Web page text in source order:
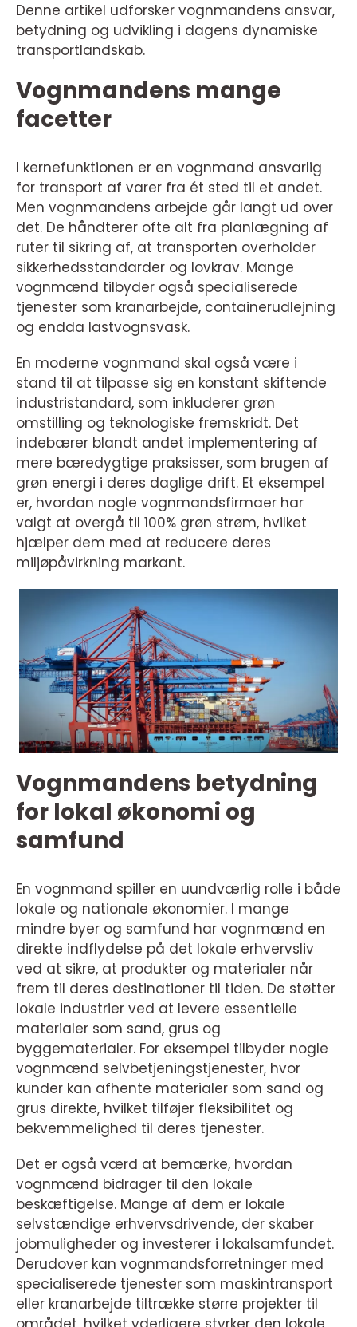
Denne artikel udforsker vognmandens ansvar,
betydning og udvikling i dagens dynamiske
transportlandskab.
Vognmandens mange
facetter
I kernefunktionen er en vognmand ansvarlig
for transport af varer fra ét sted til et andet.
Men vognmandens arbejde går langt ud over
det. De håndterer ofte alt fra planlægning af
ruter til sikring af, at transporten overholder
sikkerhedsstandarder og lovkrav. Mange
vognmænd tilbyder også specialiserede
tjenester som kranarbejde, containerudlejning
og endda lastvognsvask.
En moderne vognmand skal også være i
stand til at tilpasse sig en konstant skiftende
industristandard, som inkluderer grøn
omstilling og teknologiske fremskridt. Det
indebærer blandt andet implementering af
mere bæredygtige praksisser, som brugen af
grøn energi i deres daglige drift. Et eksempel
er, hvordan nogle vognmandsfirmaer har
valgt at overgå til 100% grøn strøm, hvilket
hjælper dem med at reducere deres
miljøpåvirkning markant.
Vognmandens betydning
for lokal økonomi og
samfund
En vognmand spiller en uundværlig rolle i både
lokale og nationale økonomier. I mange
mindre byer og samfund har vognmænd en
direkte indflydelse på det lokale erhvervsliv
ved at sikre, at produkter og materialer når
frem til deres destinationer til tiden. De støtter
lokale industrier ved at levere essentielle
materialer som sand, grus og
byggematerialer. For eksempel tilbyder nogle
vognmænd selvbetjeningstjenester, hvor
kunder kan afhente materialer som sand og
grus direkte, hvilket tilføjer fleksibilitet og
bekvemmelighed til deres tjenester.
Det er også værd at bemærke, hvordan
vognmænd bidrager til den lokale
beskæftigelse. Mange af dem er lokale
selvstændige erhvervsdrivende, der skaber
jobmuligheder og investerer i lokalsamfundet.
Derudover kan vognmandsforretninger med
specialiserede tjenester som maskintransport
eller kranarbejde tiltrække større projekter til